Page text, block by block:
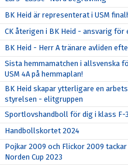
BK Heid är representerat i USM
CK återigen i BK Heid - ansvarig för
BK Heid - Herr A tränare avliden
Sista hemmamatchen i allsvenska
USM 4A på hemmaplan!
BK Heid skapar ytterligare en
styrelsen - elitgruppen
Sportlovshandboll för dig i klass F-
Handbollskortet 2024
Pojkar 2009 och Flickor 2009
Norden Cup 2023